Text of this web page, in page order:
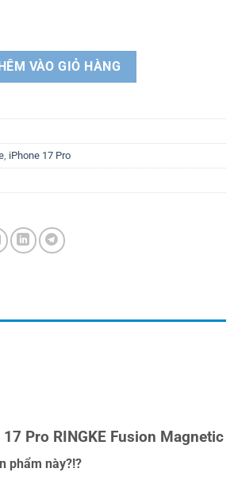
RINGKE Fusion Magnetic số lượng
VÀO GIỎ HÀNG
iPhone 17 Pro
Pro RINGKE Fusion Magnetic
phẩm này?!?